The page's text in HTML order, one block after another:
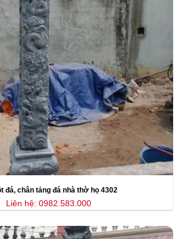
đá, chân tảng đá nhà thờ họ 4302
Liên hệ: 0982.583.000